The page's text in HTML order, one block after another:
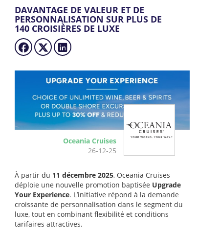
DAVANTAGE DE VALEUR ET DE
PERSONNALISATION SUR PLUS DE
140 CROISIÈRES DE LUXE
Oceania Cruises
26-12-25
À partir du 11 décembre 2025, Oceania Cruises
déploie une nouvelle promotion baptisée Upgrade
Your Experience. L’initiative répond à la demande
croissante de personnalisation dans le segment du
luxe, tout en combinant flexibilité et conditions
tarifaires attractives.